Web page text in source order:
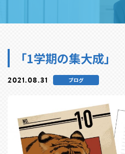
「1学期の集大成」
2021.08.31 ブログ